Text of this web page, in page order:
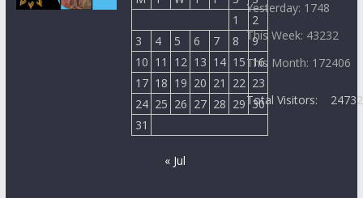
1
2
3
4 5 6 7 8
9
10 11 12 13 14 15 16
17 18 19 20 21 22 23
24 25 26 27 28 29 30
31
« Jul
Yesterday: 1748
This Week: 43232
This Month: 172406
Total Visitors: